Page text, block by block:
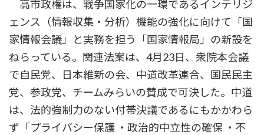
高市政権は、戦争国家化の一環であるインテリジ
ェンス（情報収集・分析）機能の強化に向けて「国
家情報会議」と実務を担う「国家情報局」の新設を
ねらっている。関連法案は、4月23日、衆院本会議
で自民党、日本維新の会、中道改革連合、国民民主
党、参政党、チームみらいの賛成で可決した。中道
は、法的強制力のない付帯決議であるにもかかわら
ず「プライバシー保護 ・政治的中立性の確保 ・不